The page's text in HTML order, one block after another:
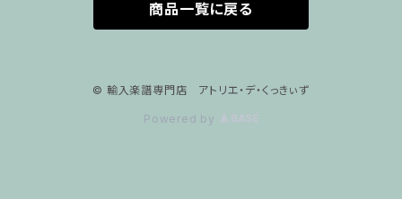
家族割適用プラン2
声楽ピアノ４５分レッスン
ヴァイオリンピアノ６０分レッスン
商品一覧に戻る
© 輸入楽譜専門店 アトリエ・デ・くっきぃず
Powered by